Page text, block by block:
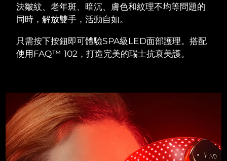
決皺紋、老年斑、暗沉、膚色和紋理不均等問題的
同時，解放雙手，活動自如。
只需按下按鈕即可體驗SPA級LED面部護理。搭配
使用FAQ™ 102，打造完美的瑞士抗衰美護。
Massage, LED heating
For men, anti-aging massage
LUNA™ 4 mini
For young skin, T-zone
Microcurrent toning on-the-go
Microcurrent line smoothing device
面部提拉護理
Premium anti-aging skincare
補水保濕
UFO™ 3 套裝
Deep facial hydration
Near-infrared and red light therapy
device
UFO™ 3 mini
Red light therapy device for young skin
口腔護理
issa™ 4
Hybrid silicone sonic toothbrush
issa™ 4 plus
Smart hybrid silicone sonic toothbrush
issa™ 4 smile
Hybrid silicone sonic toothbrush
FAQ™ 抗老護理
抗老
FAQ™ 101
Clinical anti-aging
LED 護理
FAQ™ 201
LED mask
NEW
波士尼亞與赫塞哥維納 預計送達日期8/11/26
汶萊
保加利亞 預計送達日期
智利
中國 預計送達日期
哥倫比亞 預計送達日期8/12/26